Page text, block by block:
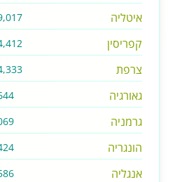
איטליה
קפריסין
צרפת
גאורגיה
גרמניה
הונגריה
אנגליה